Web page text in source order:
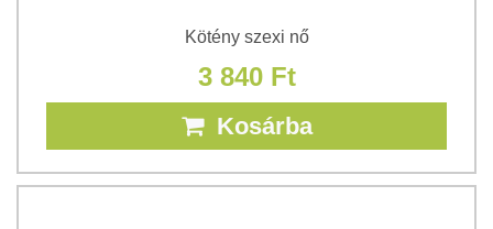
Kötény szexi nő
3 840 Ft
Kosárba